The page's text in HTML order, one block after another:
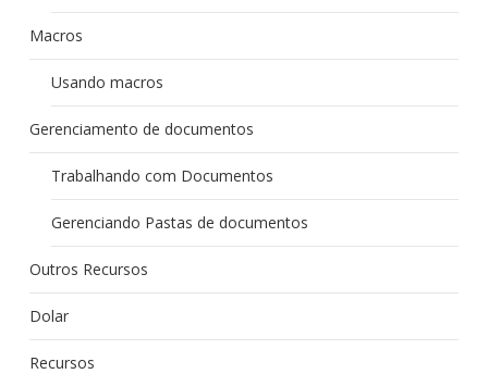
Macros
Usando macros
Gerenciamento de documentos
Trabalhando com Documentos
Gerenciando Pastas de documentos
Outros Recursos
Dolar
Recursos